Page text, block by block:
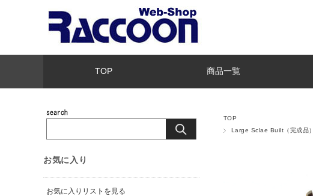
TOP 商品一覧
TOP
Large Sclae Built（完成品）
お気に入り
お気に入りリストを見る